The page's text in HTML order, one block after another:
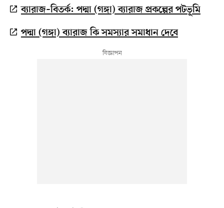
ব্যারাজ–বিতর্ক: পদ্মা (গঙ্গা) ব্যারাজ প্রকল্পের পটভূমি
পদ্মা (গঙ্গা) ব্যারাজ কি সমস্যার সমাধান দেবে